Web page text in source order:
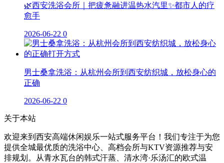
🌿西安洗浴会所｜把疲惫融进温热水汽里✨都市人的疗
愈手
2026-06-22 0
男士桑拿洗浴：从杭州会所到西安纺织城，放松身心的
正确
2026-06-22 0
关于本站
欢迎来到西安高端休闲娱乐一站式服务平台！我们专注于为您
提供全城最优质的洗浴中心、高档会所与KTV资源推荐与安
排规划。从青水瓦台的韩式汗蒸、清水湾·乐汤汇的欧式温